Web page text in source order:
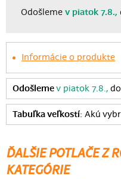
Odošlemev piatok 7.8.,
Informácie o produkte
Odošlemev piatok 7.8.,
Tabuľka veľkostí: Akú
ĎALŠIE POTLAČE Z
KATEGÓRIE